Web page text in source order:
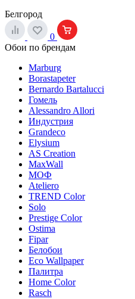
Белгород
0
Обои по брендам
Marburg
Borastapeter
Bernardo Bartalucci
Гомель
Alessandro Allori
Индустрия
Grandeco
Elysium
AS Creation
MaxWall
МОФ
Ateliero
TREND Color
Solo
Prestige Color
Ostima
Fipar
Белобои
Eco Wallpaper
Палитра
Home Color
Rasch